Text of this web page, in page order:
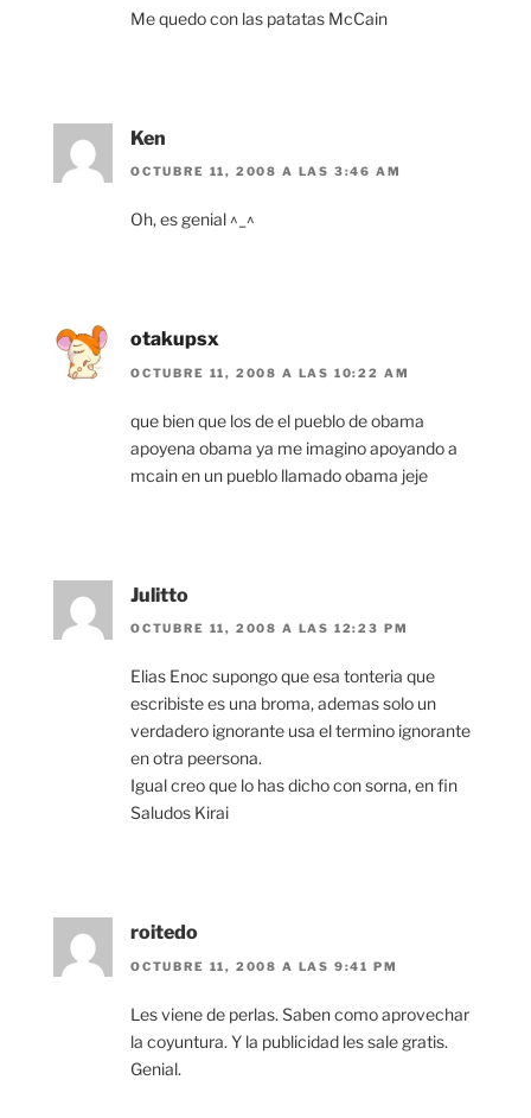
Me quedo con las patatas McCain
Ken
OCTUBRE 11, 2008 A LAS 3:46 AM
Oh, es genial ^_^
otakupsx
OCTUBRE 11, 2008 A LAS 10:22 AM
que bien que los de el pueblo de obama
apoyena obama ya me imagino apoyando a
mcain en un pueblo llamado obama jeje
Julitto
OCTUBRE 11, 2008 A LAS 12:23 PM
Elias Enoc supongo que esa tonteria que
escribiste es una broma, ademas solo un
verdadero ignorante usa el termino ignorante
en otra peersona.
Igual creo que lo has dicho con sorna, en fin
Saludos Kirai
roitedo
OCTUBRE 11, 2008 A LAS 9:41 PM
Les viene de perlas. Saben como aprovechar
la coyuntura. Y la publicidad les sale gratis.
Genial.